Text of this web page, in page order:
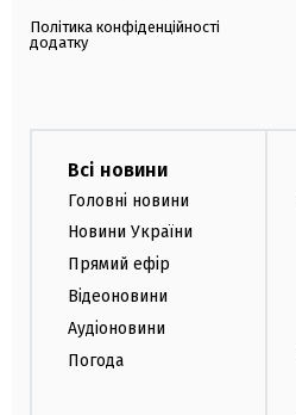
Політика конфіденційності
додатку
Всі новини
Головні новини
Новини України
Прямий ефір
Відеоновини
Аудіоновини
Погода